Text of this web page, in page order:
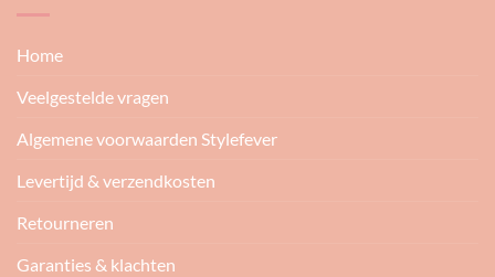
Home
Veelgestelde vragen
Algemene voorwaarden Stylefever
Levertijd & verzendkosten
Retourneren
Garanties & klachten